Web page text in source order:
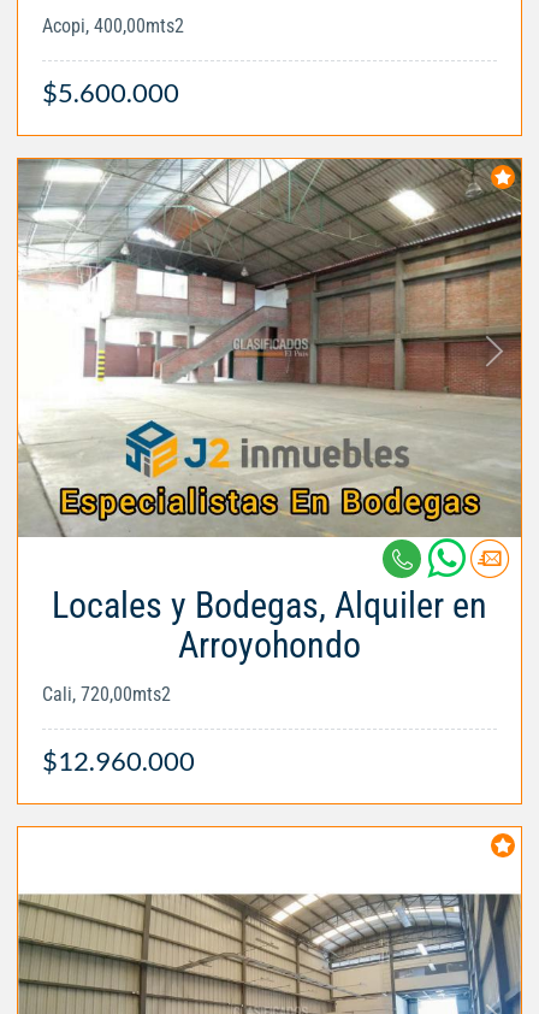
Acopi, 400,00mts2
$5.600.000
Locales y Bodegas, Alquiler en
Arroyohondo
Cali, 720,00mts2
$12.960.000